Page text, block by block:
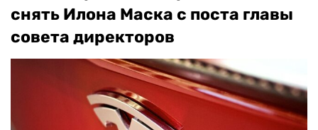
снять Илона Маска с поста главы
совета директоров